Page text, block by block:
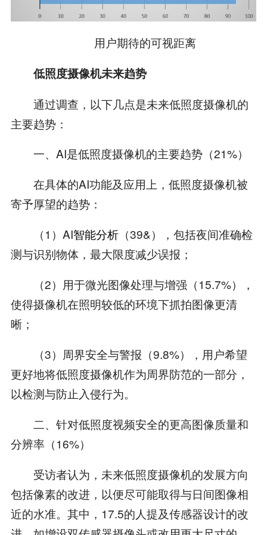
用户期待的可视距离
低照度摄像机未来趋势
通过调查，以下几点是未来低照度摄像机的
主要趋势：
一、AI是低照度摄像机的主要趋势（21%）
在具体的AI功能及应用上，低照度摄像机被
寄予厚望的趋势：
（1）AI智能分析（39&），包括夜间准确检
测与识别物体，最大限度减少误报；
（2）用于微光图像处理与增强（15.7%），
使得摄像机在照明较低的环境下抓拍图像更清
晰；
（3）周界安全与警报（9.8%），用户希望
更好地将低照度摄像机作为周界防范的一部分，
以检测与防止入侵行为。
二、针对低照度视频安全的更高图像质量和
分辨率（16%）
受访者认为，未来低照度摄像机的发展方向
包括像素的改进，以便尽可能取得与日间图像相
近的水准。其中，17.5的人提及传感器设计的改